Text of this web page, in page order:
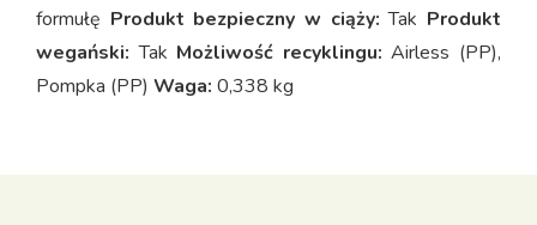
formułę Produkt bezpieczny w ciąży: Tak Produkt
wegański: Tak Możliwość recyklingu: Airless (PP),
Pompka (PP) Waga: 0,338 kg